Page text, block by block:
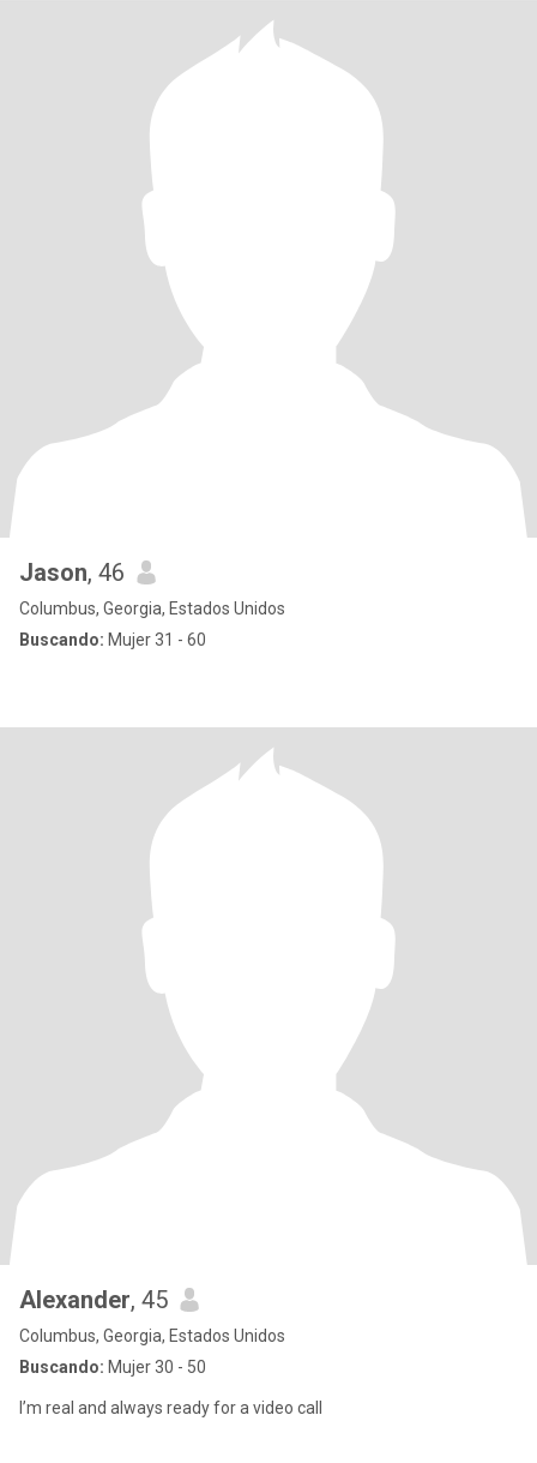
Jason, 46
Columbus, Georgia, Estados Unidos
Buscando: Mujer 31 - 60
Alexander, 45
Columbus, Georgia, Estados Unidos
Buscando: Mujer 30 - 50
I’m real and always ready for a video call